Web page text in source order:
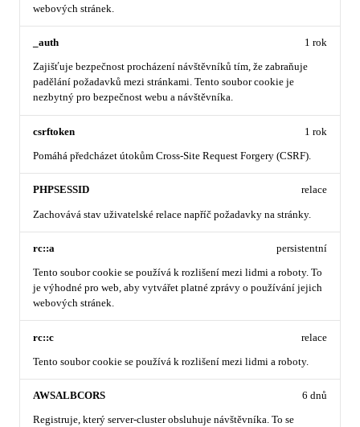
webových stránek.
_auth
Zajišťuje bezpečnost procházení návštěvníků tím, že zabraňuje
padělání požadavků mezi stránkami. Tento soubor cookie je
nezbytný pro bezpečnost webu a návštěvníka.
1 rok
csrftoken
Pomáhá předcházet útokům Cross-Site Request Forgery (CSRF).
1 rok
PHPSESSID
Zachovává stav uživatelské relace napříč požadavky na stránky.
relace
rc::a
Tento soubor cookie se používá k rozlišení mezi lidmi a roboty. To
je výhodné pro web, aby vytvářet platné zprávy o používání jejich
webových stránek.
persistentní
rc::c
Tento soubor cookie se používá k rozlišení mezi lidmi a roboty.
relace
AWSALBCORS
Registruje, který server-cluster obsluhuje návštěvníka. To se
6 dnů